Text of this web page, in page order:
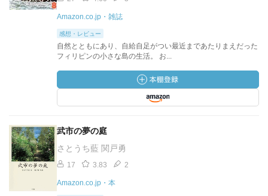
Amazon.co.jp・雑誌
感想・レビュー
自然とともにあり、自給自足がつい最近まであたりまえだった
フィリピンの小さな島の生活。 お...
武市の夢の庭
さとうち藍 関戸勇
17 3.83 2
Amazon.co.jp・本